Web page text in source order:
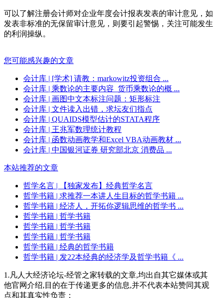
可以了解注册会计师对企业年度会计报表发表的审计意见，如
发表非标准的无保留审计意见，则要引起警惕，关注可能发生
的利润操纵。
您可能感兴趣的文章
会计库 | [学术] 请教：markowitz投资组合 ...
会计库 | 乘数论的主要内容_货币乘数论的概 ...
会计库 | 画图中文本标注问题：矩形标注
会计库 | 文件读入出错，求坛友们指点
会计库 | QUAIDS模型估计的STATA程序
会计库 | 王兆军数理统计教程
会计库 | 函数动画教学和Excel VBA动画教材 ...
会计库 | 中国银河证券 研究部北京 消费品 ...
本站推荐的文章
哲学名言 | 【独家发布】经典哲学名言
哲学书籍 | 求推荐一本讲人生目标的哲学书籍 ...
哲学书籍 | 经济人，开拓你逻辑思维的哲学书 ...
哲学书籍 | 哲学书籍
哲学书籍 | 哲学书籍
哲学书籍 | 哲学书籍
哲学书籍 | 经典的哲学书籍
哲学书籍 | 发22本经典的经济学及哲学书籍《 ...
1.凡人大经济论坛-经管之家转载的文章,均出自其它媒体或其
他官网介绍,目的在于传递更多的信息,并不代表本站赞同其观
点和其真实性负责；